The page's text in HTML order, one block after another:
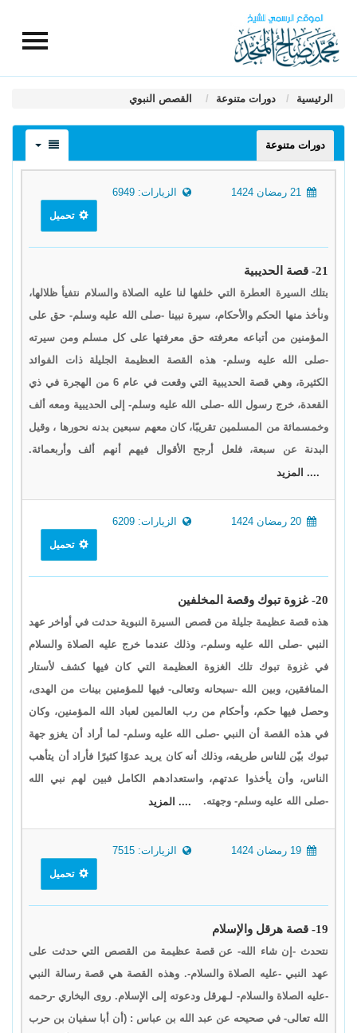
الرئيسية دورات متنوعة القصص النبوي
دورات متنوعة
الزيارات: 6949
تحميل
21- قصة الحديبية
بتلك السيرة العطرة التي خلفها لنا عليه الصلاة والسلام نتفيأ ظلالها،
ونأخذ منها الحكم والأحكام، سيرة نبينا -صلى الله عليه وسلم- حق على
المؤمنين من أتباعه معرفته حق معرفتها على كل مسلم ومن سيرته
-صلى الله عليه وسلم- هذه القصة العظيمة الجليلة ذات الفوائد
الكثيرة، وهي قصة الحديبية التي وقعت في عام 6 من الهجرة في ذي
القعدة، خرج رسول الله -صلى الله عليه وسلم- إلى الحديبية ومعه ألف
وخمسمائة من المسلمين تقريبًا، كان معهم سبعين بدنه نحورها ، وقيل
البدنة عن سبعة، فلعل أرجح الأقوال فيهم أنهم ألف وأربعمائة.
.... المزيد
الزيارات: 6209
تحميل
20- غزوة تبوك وقصة المخلفين
هذه قصة عظيمة جليلة من قصص السيرة النبوية حدثت في أواخر عهد
النبي -صلى الله عليه وسلم-، وذلك عندما خرج عليه الصلاة والسلام
في غزوة تبوك تلك الغزوة العظيمة التي كان فيها كشف لأستار
المنافقين، وبين الله -سبحانه وتعالى- فيها للمؤمنين بينات من الهدى،
وحصل فيها حكم، وأحكام من رب العالمين لعباد الله المؤمنين، وكان
في هذه القصة أن النبي -صلى الله عليه وسلم- لما أراد أن يغزو جهة
تبوك بيّن للناس طريقه، وذلك أنه كان يريد عدوًا كثيرًا فأراد أن يتأهب
الناس، وأن يأخذوا عدتهم، واستعدادهم الكامل فبين لهم نبي الله
-صلى الله عليه وسلم- وجهته.
.... المزيد
الزيارات: 7515
تحميل
19- قصة هرقل والإسلام
نتحدث -إن شاء الله- عن قصة عظيمة من القصص التي حدثت على
عهد النبي -عليه الصلاة والسلام-. وهذه القصة هي قصة رسالة النبي
-عليه الصلاة والسلام- لـهرقل ودعوته إلى الإسلام. روى البخاري -رحمه
الله تعالى- في صحيحه عن عبد الله بن عباس : (أن أبا سفيان بن حرب